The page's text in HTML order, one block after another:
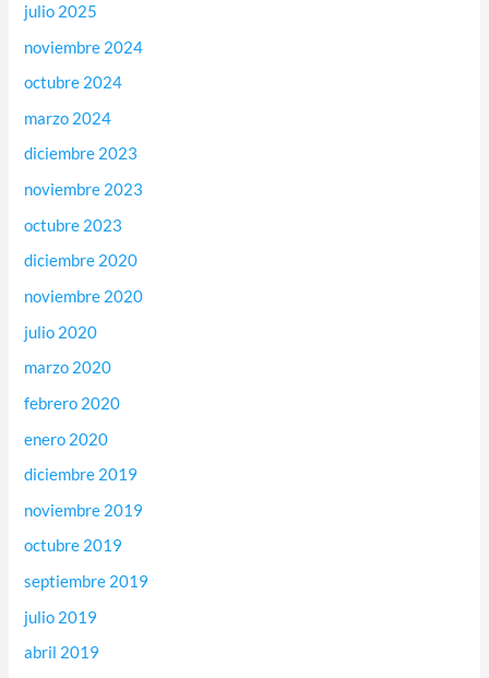
julio 2025
noviembre 2024
octubre 2024
marzo 2024
diciembre 2023
noviembre 2023
octubre 2023
diciembre 2020
noviembre 2020
julio 2020
marzo 2020
febrero 2020
enero 2020
diciembre 2019
noviembre 2019
octubre 2019
septiembre 2019
julio 2019
abril 2019